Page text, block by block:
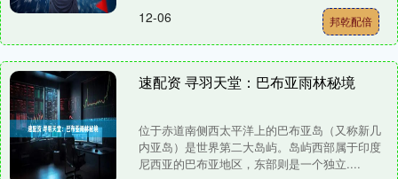
12-06 邦乾配倍
速配资 寻羽天堂：巴布亚雨林秘境
位于赤道南侧西太平洋上的巴布亚岛（又称新几
内亚岛）是世界第二大岛屿。岛屿西部属于印度
尼西亚的巴布亚地区，东部则是一个独立....